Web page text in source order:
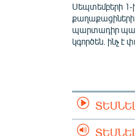
Սեպտեմբերի 1-
պարտադիր
կգործեն. ինչ է